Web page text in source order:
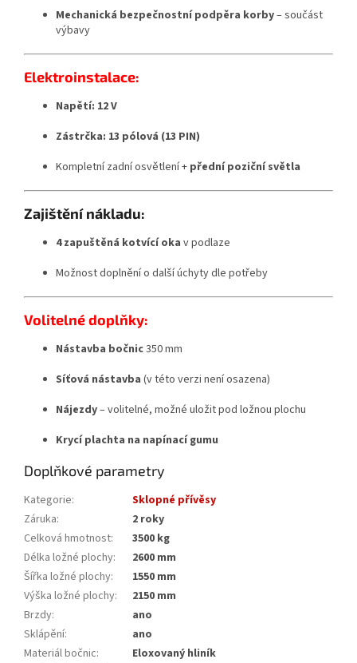
Mechanická bezpečnostní podpěra korby– součást
výbavy
Elektroinstalace:
Napětí: 12 V
Zástrčka: 13 pólová (13 PIN)
Kompletní zadní osvětlení + přední poziční světla
Zajištění nákladu:
4 zapuštěná kotvící oka v podlaze
Možnost doplnění o další úchyty dle potřeby
Volitelné doplňky:
Nástavba bočnic350 mm
Síťová nástavba (v této verzi není osazena)
Nájezdy– volitelné, možné uložit pod ložnou plochu
Krycí plachta na napínací gumu
Doplňkové parametry
Kategorie:
Sklopné přívěsy
Záruka:
2 roky
Celková hmotnost:
3500 kg
Délka ložné plochy:
2600 mm
Šířka ložné plochy:
1550 mm
Výška ložné plochy:
2150 mm
Brzdy:
ano
Sklápění:
ano
Materiál bočnic:
Eloxovaný hliník